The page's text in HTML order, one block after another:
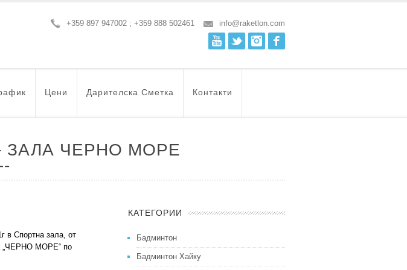
+359 897 947002 ; +359 888 502461
info@raketlon.com
Instagram
Twitter
Youtube
Цени Дарителска Сметка Контакти
ЗАЛА ЧЕРНО МОРЕ
в Спортна зала, от
„ЧЕРНО МОРЕ“ по
КАТЕГОРИИ
Бадминтон
Бадминтон Хайку